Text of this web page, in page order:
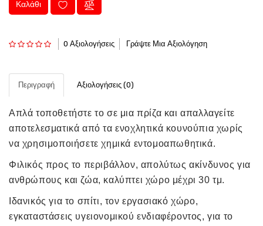
Καλάθι
0 Αξιολογήσεις Γράψτε Μια Αξιολόγηση
Περιγραφή Αξιολογήσεις (0)
Απλά τοποθετήστε το σε μια πρίζα και απαλλαγείτε
αποτελεσματικά από τα ενοχλητικά κουνούπια χωρίς
να χρησιμοποιήσετε χημικά εντομοαπωθητικά.
Φιλικός προς το περιβάλλον, απολύτως ακίνδυνος για
ανθρώπους και ζώα, καλύπτει χώρο μέχρι 30 τμ.
Ιδανικός για το σπίτι, τον εργασιακό χώρο,
εγκαταστάσεις υγειονομικού ενδιαφέροντος, για το